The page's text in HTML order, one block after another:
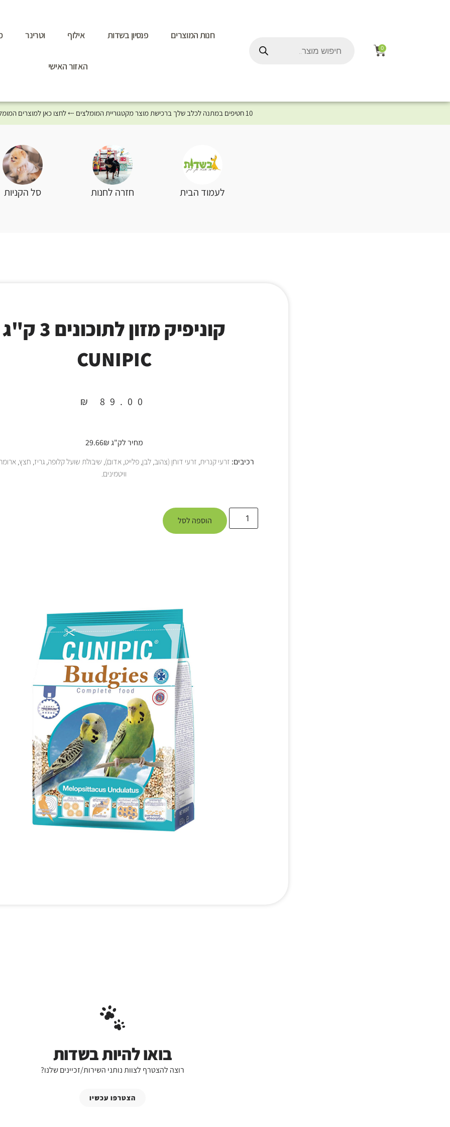
0
חנות המוצרים פנסיון בשדות אילוף וטרינר
האזור האישי
10 חטיפים במתנה לכלב שלך ברכישת מוצר מקטגוריית המומלצים ⤎ לחצו כאן למוצרים המומלצים לכלב
לעמוד הבית חזרה לחנות סל הקניות
קוניפיק מזון לתוכונים 3 ק"ג
CUNIPIC
₪ 89.00
מחיר לק"ג 29.66₪
רכיבים: זרעי קנרית, זרעי דוחן (צהוב, לבן, פלייט, אדום), שיבולת שועל קלופה, גריז, חצץ,
וויטמינים.
הוספה לסל
בואו להיות בשדות
רוצה להצטרף לצוות נותני השירות/זכיינים שלנו?
הצטרפו עכשיו